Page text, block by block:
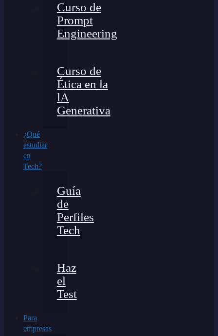
Curso de
Prompt
Engineering
Curso de
Ética en la
lA
Generativa
¿Qué
estudiar
en
Tech?
Guía
de
Perfiles
Tech
Haz
el
Test
Para
empresas